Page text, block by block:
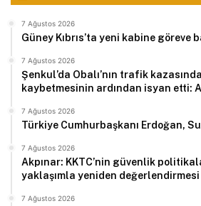
7 Ağustos 2026
Güney Kıbrıs’ta yeni kabine göreve
7 Ağustos 2026
Şenkul’da Obalı’nın trafik
kaybetmesinin ardından isyan etti:
7 Ağustos 2026
Türkiye Cumhurbaşkanı Erdoğan,
7 Ağustos 2026
Akpınar: KKTC’nin güvenlik
yaklaşımla yeniden
7 Ağustos 2026